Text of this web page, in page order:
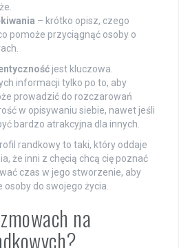
– krótko opisz, czego
pomoże przyciągnąć osoby o
jest kluczowa.
informacji tylko po to, aby
prowadzić do rozczarowań
w opisywaniu siebie, nawet jeśli
bardzo atrakcyjna dla innych.
randkowy to taki, który oddaje
że inni z chęcią chcą cię poznać
czas w jego stworzenie, aby
do swojego życia.
na